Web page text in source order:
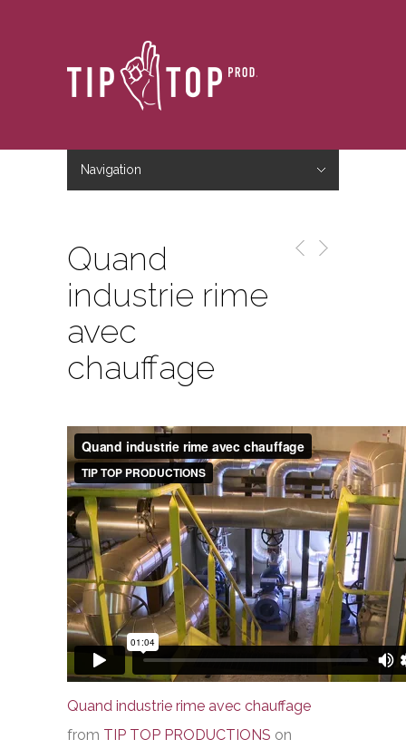
Navigation
Quand
industrie rime
avec
chauffage
Quand industrie rime avec chauffage
from TIP TOP PRODUCTIONS on